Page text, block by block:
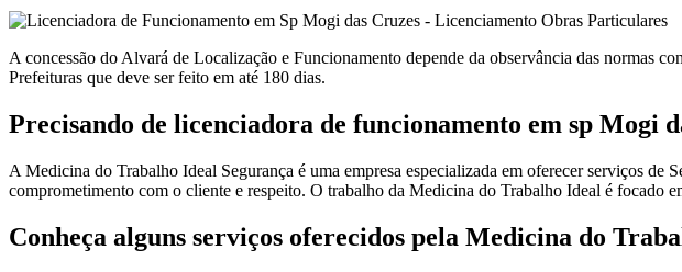
A concessão do Alvará de Localização e Funcionamento depende da observância das normas
Prefeituras que deve ser feito em até 180 dias.
Precisando de licenciadora de funcionamento em sp Mogi
A Medicina do Trabalho Ideal Segurança é uma empresa especializada em oferecer serviços de
comprometimento com o cliente e respeito. O trabalho da Medicina do Trabalho Ideal é focado
Conheça alguns serviços oferecidos pela Medicina do